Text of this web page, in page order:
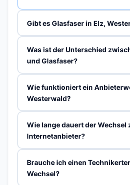
Gibt es Glasfaser in Elz,
Was ist der Unterschied
und Glasfaser?
Wie funktioniert ein
Westerwald?
Wie lange dauert der Wechsel
Internetanbieter?
Brauche ich einen
Wechsel?